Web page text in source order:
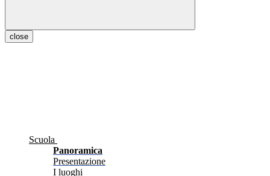
close
Scuola
Panoramica
Presentazione
I luoghi